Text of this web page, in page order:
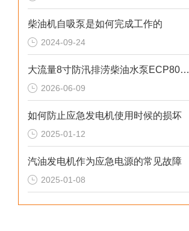
柴油机自吸泵是如何完成工作的
2024-09-24
大流量8寸防汛排涝柴油水泵ECP80ME产品介绍
2026-06-09
如何防止应急发电机使用时候的损坏
2025-01-12
汽油发电机作为应急电源的常见故障
2025-01-08